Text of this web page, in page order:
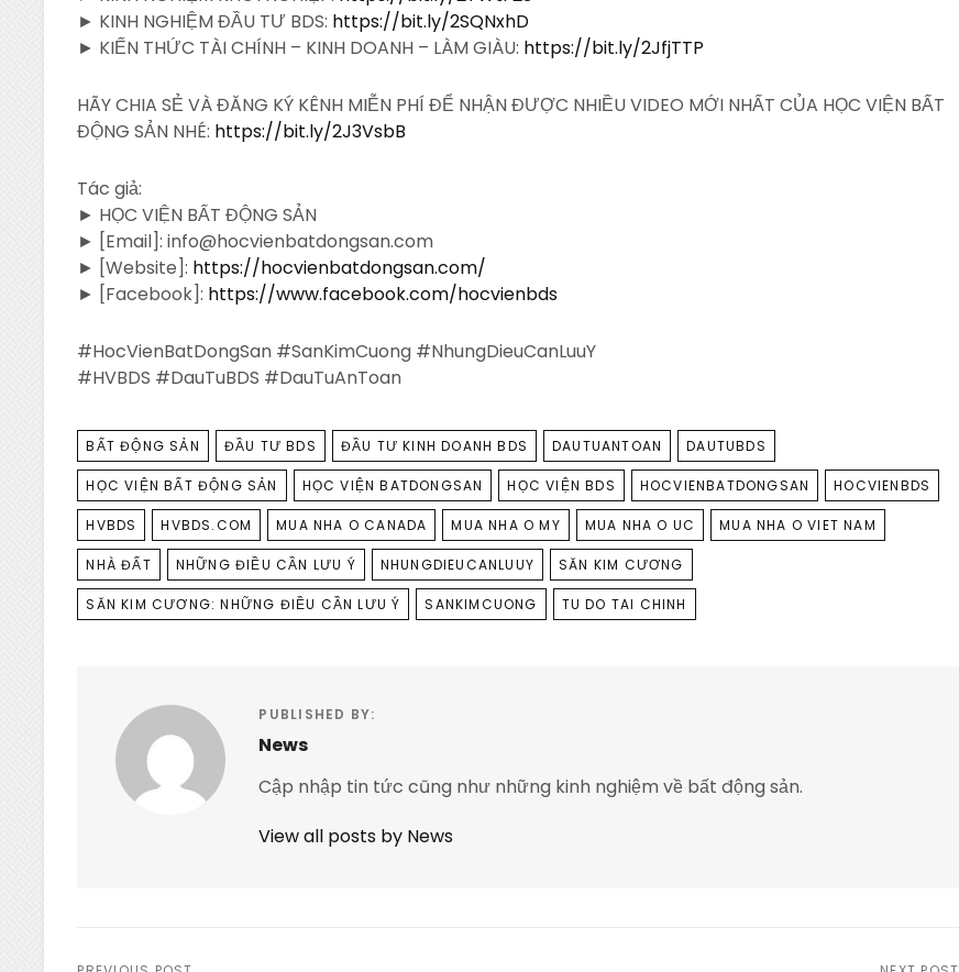
► KINH NGHIỆM ĐẦU TƯ BDS: https://bit.ly/2SQNxhD
► KIẾN THỨC TÀI CHÍNH – KINH DOANH – LÀM GIÀU: https://bit.ly/2JfjTTP
HÃY CHIA SẺ VÀ ĐĂNG KÝ KÊNH MIỄN PHÍ ĐỂ NHẬN ĐƯỢC NHIỀU VIDEO MỚI NHẤT CỦA HỌC VIỆN BẤT
ĐỘNG SẢN NHÉ: https://bit.ly/2J3VsbB
Tác giả:
► HỌC VIỆN BẤT ĐỘNG SẢN
► [Email]: info@hocvienbatdongsan.com
► [Website]: https://hocvienbatdongsan.com/
► [Facebook]: https://www.facebook.com/hocvienbds
#HocVienBatDongSan #SanKimCuong #NhungDieuCanLuuY
#HVBDS #DauTuBDS #DauTuAnToan
TAGS
BẤT ĐỘNG SẢN ĐẦU TƯ BDS ĐẦU TƯ KINH DOANH BDS DAUTUANTOAN DAUTUBDS
HỌC VIỆN BẤT ĐỘNG SẢN HỌC VIỆN BATDONGSAN HỌC VIỆN BDS HOCVIENBATDONGSAN HOCVIENBDS
HVBDS HVBDS.COM MUA NHA O CANADA MUA NHA O MY MUA NHA O UC MUA NHA O VIET NAM
NHÀ ĐẤT NHỮNG ĐIỀU CẦN LƯU Ý NHUNGDIEUCANLUUY SĂN KIM CƯƠNG
SĂN KIM CƯƠNG: NHỮNG ĐIỀU CẦN LƯU Ý SANKIMCUONG TU DO TAI CHINH
PUBLISHED BY:
News
Cập nhập tin tức cũng như những kinh nghiệm về bất động sản.
View all posts by News